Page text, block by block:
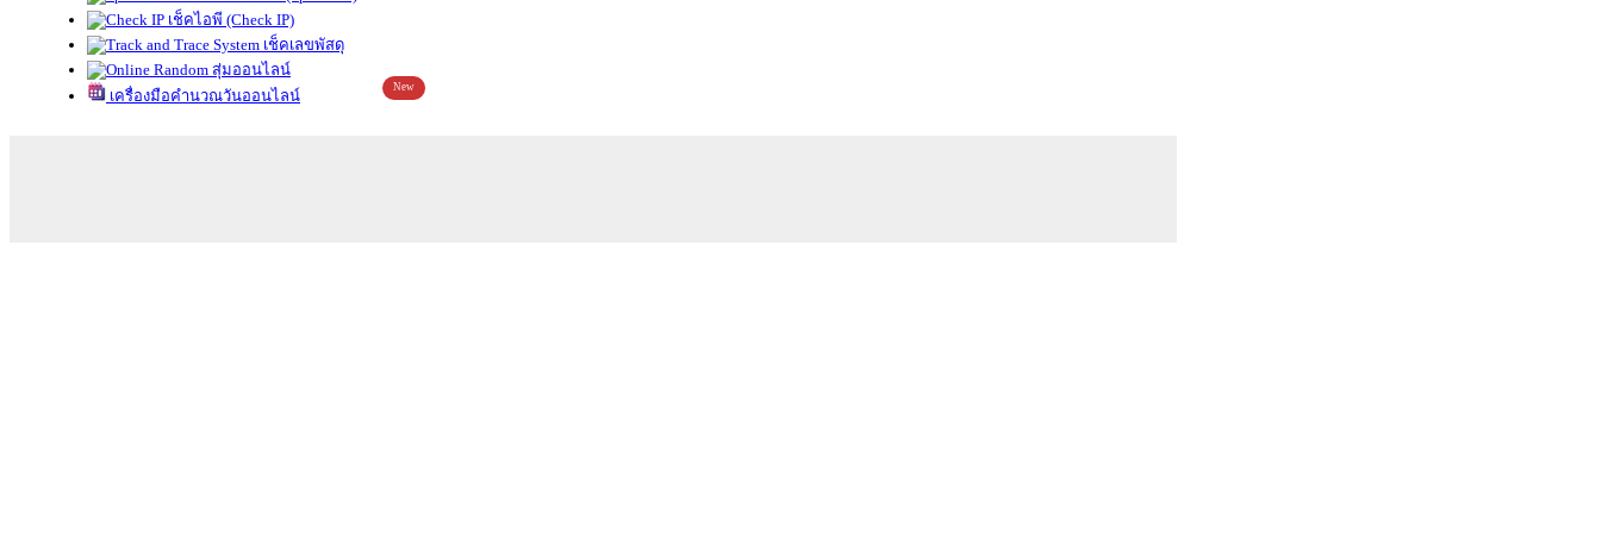
เช็คไอพี (Check IP)
เช็คเลขพัสดุ
สุ่มออนไลน์
เครื่องมือคำนวณวันออนไลน์
New